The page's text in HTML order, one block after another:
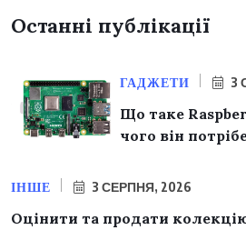
Останні публікації
ГАДЖЕТИ 3
Що таке
чого він
ІНШЕ 3 СЕРПНЯ, 2026
Оцінити та продати